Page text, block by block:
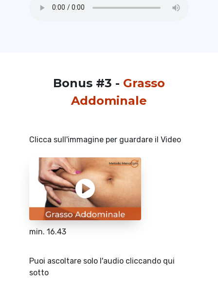
Bonus #3 - Grasso
Addominale
Clicca sull'immagine per guardare il Video
min. 16.43
Puoi ascoltare solo l'audio cliccando qui
sotto